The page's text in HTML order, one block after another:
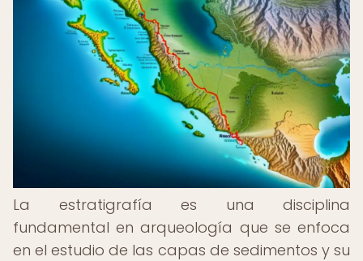
La estratigrafía es una disciplina
fundamental en arqueología que se enfoca
en el estudio de las capas de sedimentos y su